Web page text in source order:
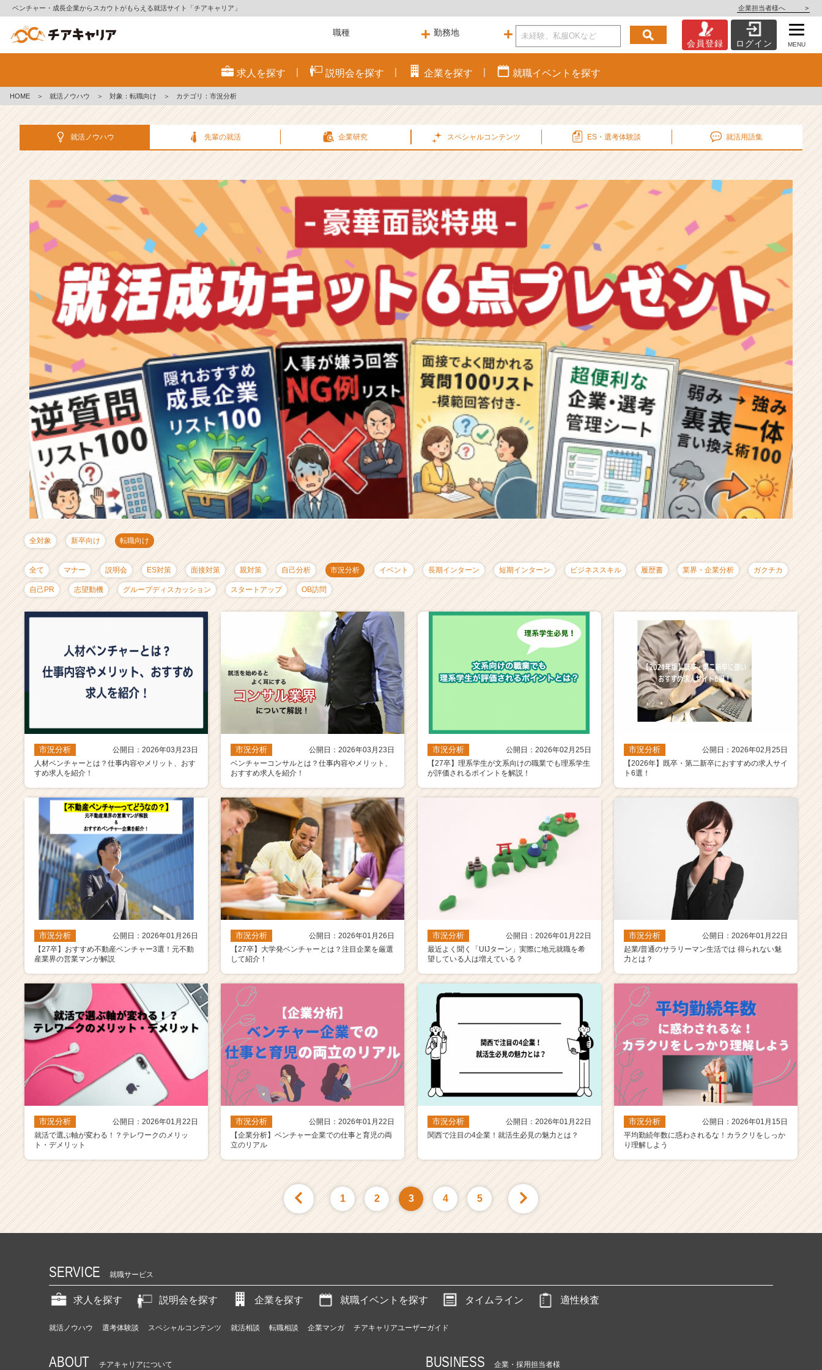
ベンチャー・成長企業からスカウトがもらえる就活サイト「チアキャリア」 企業担当者様へ >
策・
就
ノ
ハ
記
事
|
ベ
ン
チ
ー・
成
長
企
業
か
ら
カ
ウ
ト
が
届
く
就
サ
イ
ト
チ
キ
ャ
リ
ア
（C
h
e
C
e
会員登録 ログイン MENU
求人を探す 説明会を探す 企業を探す 就職イベント を探す
HOME ＞ 就活ノウハウ ＞ 対象：転職向け ＞ カテゴリ：市況分析
就活ノウハウ 先輩の就活 企業研究 スペシャルコンテンツ ES・選考体験談 就活用語集
全対象 新卒向け 転職向け
全て マナー 説明会 ES対策 面接対策 親対策 自己分析 市況分析 イベント 長期インターン 短期インターン ビジネススキル 履歴書 業界・企業分析 ガクチカ
自己PR 志望動機 グループディスカッション スタートアップ OB訪問
市況分析
公開日：2026年03月23日
人材ベンチャーとは？仕事内容やメリット、おす
すめ求人を紹介！
市況分析
公開日：2026年03月23日
ベンチャーコンサルとは？仕事内容やメリット、
おすすめ求人を紹介！
市況分析
公開日：2026年02月25日
【27卒】理系学生が文系向けの職業でも理系学生
が評価されるポイントを解説！
市況分析
公開日：2026年02月25日
【2026年】既卒・第二新卒におすすめの求人サイ
ト6選！
市況分析
公開日：2026年01月26日
【27卒】おすすめ不動産ベンチャー3選！元不動
産業界の営業マンが解説
市況分析
公開日：2026年01月26日
【27卒】大学発ベンチャーとは？注目企業を厳選
して紹介！
市況分析
公開日：2026年01月22日
最近よく聞く「UIJターン」実際に地元就職を希
望している人は増えている？
市況分析
公開日：2026年01月22日
起業/普通のサラリーマン生活では 得られない魅
力とは？
市況分析
公開日：2026年01月22日
就活で選ぶ軸が変わる！？テレワークのメリッ
ト・デメリット
市況分析
公開日：2026年01月22日
【企業分析】ベンチャー企業での仕事と育児の両
立のリアル
市況分析
公開日：2026年01月22日
関西で注目の4企業！就活生必見の魅力とは？
市況分析
公開日：2026年01月15日
平均勤続年数に惑わされるな！カラクリをしっか
り理解しよう
1 2 3 4 5
SERVICE 就職サービス
求人を探す 説明会を探す 企業を探す 就職イベントを探す タイムライン 適性検査
就活ノウハウ 選考体験談 スペシャルコンテンツ 就活相談 転職相談 企業マンガ チアキャリアユーザーガイド
ABOUT チアキャリアについて BUSINESS 企業・採用担当者様